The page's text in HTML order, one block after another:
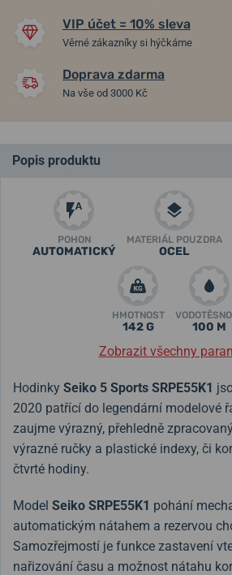
VIP účet = 10% sleva
Věrné zákazníky si hýčkáme
Doprava zdarma
Na vše od 3000 Kč
Popis produktu
POHON
AUTOMATICKÝ
MATERIÁL POUZDRA
OCEL
HMOTNOST
142 G 100 M
Zobrazit všechny
Hodinky Seiko 5 Sports SRPE55K1
2020 patřící do legendární modelové
zaujme výrazný, přehledně
výrazné ručky a plastické indexy, či
čtvrté hodiny.
Model Seiko SRPE55K1 pohání
automatickým nátahem a rezervou
Samozřejmostí je funkce zastavení
nařizování času a možnost nátahu